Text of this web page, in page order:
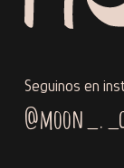
Seguinos en